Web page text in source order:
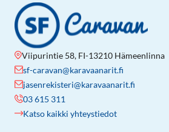
Viipurintie 58, FI-13210 Hämeenlinna
sf-caravan@karavaanarit.fi
jasenrekisteri@karavaanarit.fi
03 615 311
Katso kaikki yhteystiedot